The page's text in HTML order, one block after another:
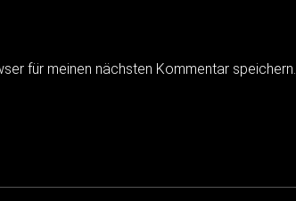
für meinen nächsten Kommentar speichern.